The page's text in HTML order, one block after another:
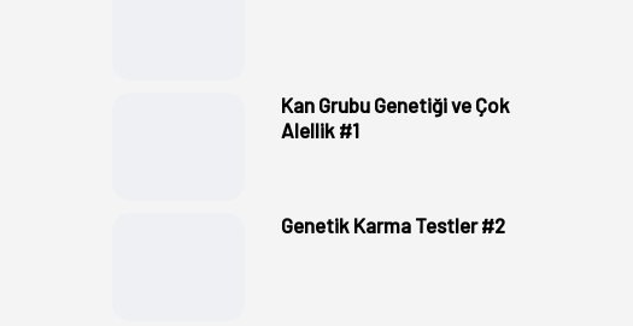
Kan Grubu Genetiği ve Çok
Alellik #1
Genetik Karma Testler #2